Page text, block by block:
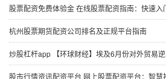
股票配资免费体验金 在线股票配资指南：快速入
杭州股票期货配资公司排名及正规平台指南
炒股杠杆app 【环球财经】埃及6月份对外贸易逆差
股市行情资讯配资平台 网上股票配资平台：智慧